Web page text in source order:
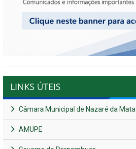
LINKS ÚTEIS
Câmara Municipal de Nazaré da Mata
AMUPE